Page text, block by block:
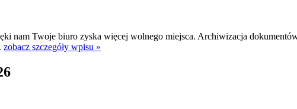
nam Twoje biuro zyska więcej wolnego miejsca. Archiwizacja
zobacz szczegóły wpisu »